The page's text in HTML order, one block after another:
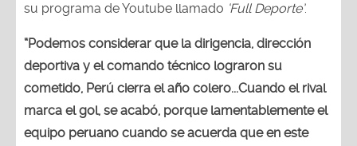
su programa de Youtube llamado ‘Full Deporte’.
“Podemos considerar que la dirigencia, dirección
deportiva y el comando técnico lograron su
cometido, Perú cierra el año colero...Cuando el rival
marca el gol, se acabó, porque lamentablemente el
equipo peruano cuando se acuerda que en este